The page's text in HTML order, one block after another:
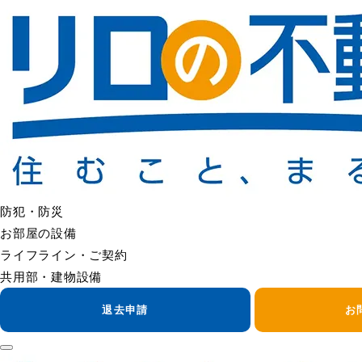
防犯・防災
お部屋の設備
ライフライン・ご契約
共用部・建物設備
退去申請 お
水道料金が高い場合は、使用量の増加（季節・在宅時間・洗
まずは請求書の使用量をご確認いただき、前月との差をご確認
トイレの水が流れ続ける、蛇口からの漏れがある場合は、早
料金請求の内容自体については、水道局または請求元へお問